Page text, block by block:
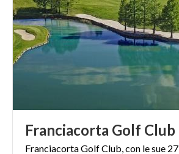
Franciacorta Golf Club
Franciacorta Golf Club, con le sue 27